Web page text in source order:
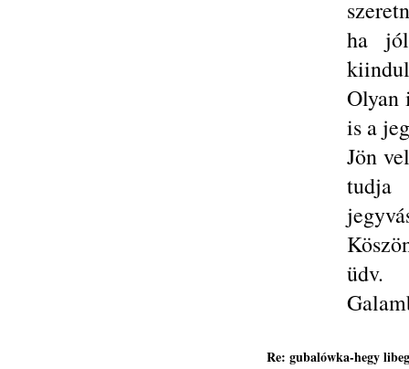
ha jól
Olyan
is a
Jön
üdv.
Re: gubalówka-hegy